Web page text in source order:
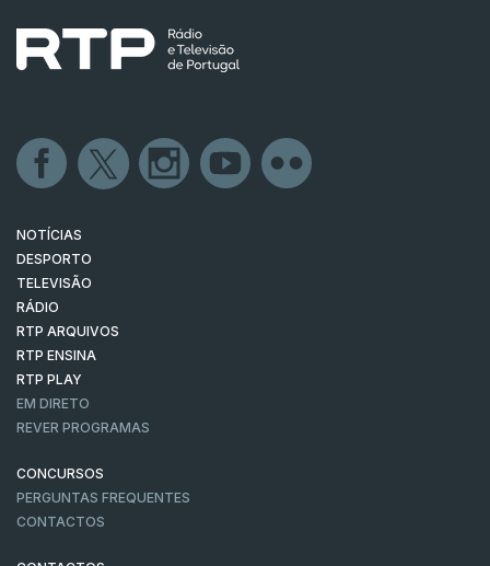
NOTÍCIAS
DESPORTO
TELEVISÃO
RÁDIO
RTP ARQUIVOS
RTP ENSINA
RTP PLAY
EM DIRETO
REVER PROGRAMAS
CONCURSOS
PERGUNTAS FREQUENTES
CONTACTOS